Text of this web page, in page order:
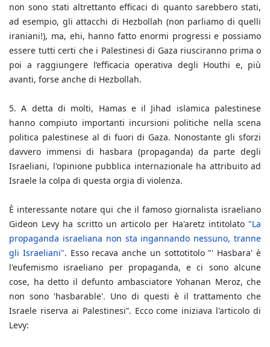
non sono stati altrettanto efficaci di quanto sarebbero stati,
ad esempio, gli attacchi di Hezbollah (non parliamo di quelli
iraniani!), ma, ehi, hanno fatto enormi progressi e possiamo
essere tutti certi che i Palestinesi di Gaza riusciranno prima o
poi a raggiungere l’efficacia operativa degli Houthi e, più
avanti, forse anche di Hezbollah.
5. A detta di molti, Hamas e il Jihad islamica palestinese
hanno compiuto importanti incursioni politiche nella scena
politica palestinese al di fuori di Gaza. Nonostante gli sforzi
davvero immensi di hasbara (propaganda) da parte degli
Israeliani, l'opinione pubblica internazionale ha attribuito ad
Israele la colpa di questa orgia di violenza.
È interessante notare qui che il famoso giornalista israeliano
Gideon Levy ha scritto un articolo per Ha'aretz intitolato "La
propaganda israeliana non sta ingannando nessuno, tranne
gli Israeliani". Esso recava anche un sottotitolo "' Hasbara' è
l'eufemismo israeliano per propaganda, e ci sono alcune
cose, ha detto il defunto ambasciatore Yohanan Meroz, che
non sono 'hasbarable'. Uno di questi è il trattamento che
Israele riserva ai Palestinesi”. Ecco come iniziava l'articolo di
Levy: